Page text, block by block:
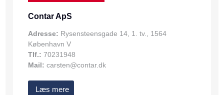
Contar ApS
Adresse: Rysensteensgade 14, 1. tv., 1564
København V
Tlf.: 70231948
Mail: carsten@contar.dk
Læs mere